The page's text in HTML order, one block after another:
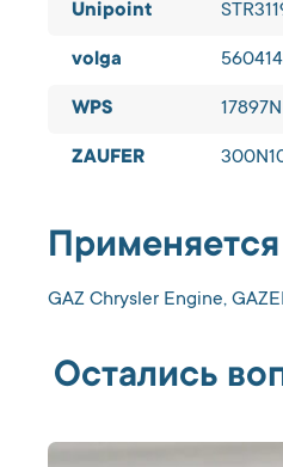
Unipoint
volga
WPS 17897N
ZAUFER
GAZ Chrysler Engine,
Остались